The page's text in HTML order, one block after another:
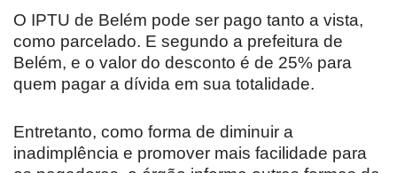
O IPTU de Belém pode ser pago tanto a vista,
como parcelado. E segundo a prefeitura de
Belém, e o valor do desconto é de 25% para
quem pagar a dívida em sua totalidade.
Entretanto, como forma de diminuir a
inadimplência e promover mais facilidade para